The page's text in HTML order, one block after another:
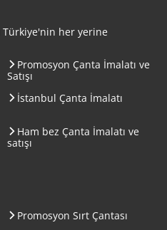
Türkiye'nin her yerine
Promosyon Çanta İmalatı ve
Satışı
İstanbul Çanta İmalatı
Ham bez Çanta İmalatı ve
satışı
Promosyon Sırt Çantası